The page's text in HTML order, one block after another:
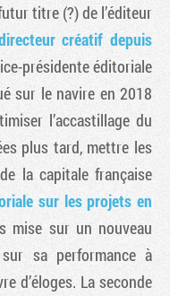
titre (?) de l’éditeur
créatif depuis
présidente éditoriale
sur le navire en 2018
l’accastillage du
plus tard, mettre les
la capitale française
sur les projets en
mise sur un nouveau
sa performance à
d’éloges. La seconde